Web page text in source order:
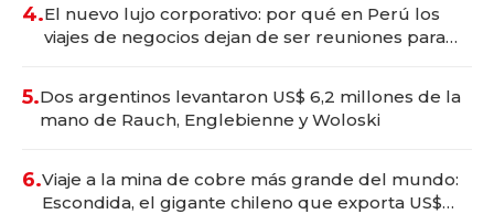
4.El nuevo lujo corporativo: por qué en Perú los
viajes de negocios dejan de ser reuniones para
5.Dos argentinos levantaron US$ 6,2 millones de la
mano de Rauch, Englebienne y Woloski
6.Viaje a la mina de cobre más grande del mundo:
Escondida, el gigante chileno que exporta US$